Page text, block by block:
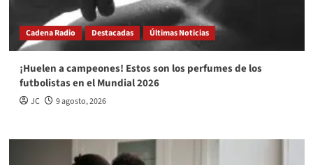
Cadena Radio Destacadas Últimas Noticias
¡Huelen a campeones! Estos son los perfumes de los
futbolistas en el Mundial 2026
JC 9 agosto, 2026